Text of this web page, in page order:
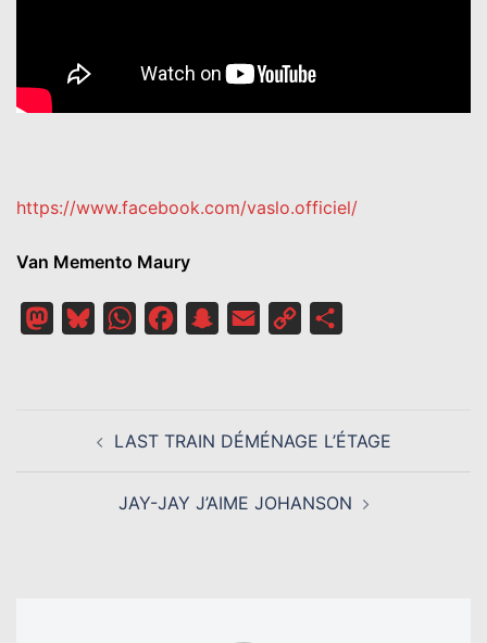
https://www.facebook.com/vaslo.officiel/
Van Memento Maury
MastodonBlueskyWhatsAppFacebookSnapchat
Email
Copy
D’ARTICLELAST TRAIN DÉMÉNAGE L’ÉTAGE
JAY-JAY J’AIME JOHANSON